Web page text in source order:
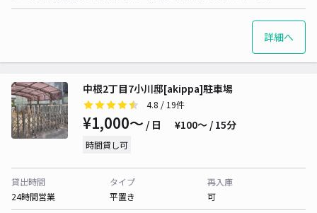
詳細へ
中根2丁目7小川邸[akippa]駐車場
4.8 / 19件
¥1,000〜 / 日 ¥100〜 / 15分
時間貸し可
貸出時間
24時間営業
タイプ
平置き
再入庫
可